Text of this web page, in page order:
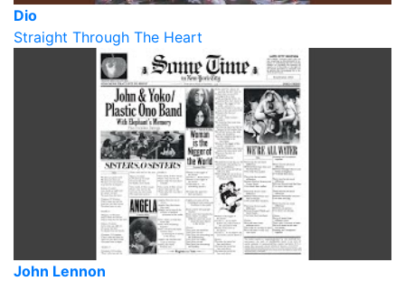
Dio
Straight Through The Heart
John Lennon